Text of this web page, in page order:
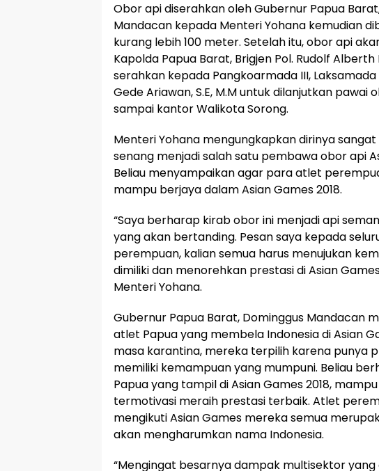
Obor api diserahkan oleh Gubernur Papua
Mandacan kepada Menteri Yohana kemudian
kurang lebih 100 meter. Setelah itu, obor api
Kapolda Papua Barat, Brigjen Pol. Rudolf
serahkan kepada Pangkoarmada III,
Gede Ariawan, S.E, M.M untuk dilanjutkan pawai
sampai kantor Walikota Sorong.
Menteri Yohana mengungkapkan dirinya
senang menjadi salah satu pembawa obor api
Beliau menyampaikan agar para atlet
mampu berjaya dalam Asian Games 2018.
“Saya berharap kirab obor ini menjadi api
yang akan bertanding. Pesan saya kepada
perempuan, kalian semua harus menujukan
dimiliki dan menorehkan prestasi di Asian
Menteri Yohana.
Gubernur Papua Barat, Dominggus Mandacan
atlet Papua yang membela Indonesia di Asian
masa karantina, mereka terpilih karena punya
memiliki kemampuan yang mumpuni. Beliau
Papua yang tampil di Asian Games 2018,
termotivasi meraih prestasi terbaik. Atlet
mengikuti Asian Games mereka semua
akan mengharumkan nama Indonesia.
“Mengingat besarnya dampak multisektor